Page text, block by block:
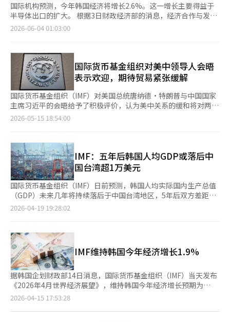
国际机构预测，今年韩国经济将增长2.6%。这一增长主要得益于
半导体出口的扩大。 根据3日财政经济部的消息，经济合作与发展
组织(OECD)当天发布的世界经济展望中，将韩国的增长率预测上
前，政府、韩国银行及韩国开发研究院(KDI)也将今年韩国经济增
长率的预测上调至2%中间水平。反映经济繁荣的股市，KOSPI指
数已突破8000点，第一季度的经常账户顺差达到733亿美元，创下
历史新高。 OECD认为，半导体等出口的扩大推动了经济增长和民
间投资，从而提升了韩国整体经济增长率。预计消费也将逐渐恢
复，分析指出，自今年初以来，出口在价格和数量上均呈现增长趋
势。 民间投资同样受益于半导体行业的影响。OECD表示：“韩国
的民间投资以半导体为中心正在增加”，并预测“到今年年底，其
编制等因素影响，消费预计将在今年至明年间逐步恢复。 反映国
内生产总值(GDP)平减指数的今年名义经济增长率预计为10.4%，
而GDP与一般政府债务比率的预测则较去年12月的预测下调了4.8
个百分点，调整为50.2%。 由于中东战争等因素，消费者物价预计
今年平均将达到2.6%。不过，预计从明年开始，物价上涨率将回
归目标水平。OECD认为，最高油价政策和减税政策将缓解因能源
供应冲击带来的通货膨胀压力。 尽管如此，OECD相关人士表
示：“该措施可能会提高通货膨胀压力的持续性”，并建议“逐步
今年全球经济增长率的预测较3月的展望下调了0.1个百分点，预计
为2.8%。OECD分析认为，能源价格的急剧上涨和霍尔木兹海峡的
封锁导致的贸易障碍正在制约全球经济增长。尤其是由于中东战争
的影响，美国(2.0%)、欧元区(0.8%)、日本(0.6%)等主要国家的
增长率预计将放缓。G20国家的物价上涨率预计今年为4.0%，明
年为3.1%。 全球经济增长的最大下行风险被认为是中东战争的长
期化。如果战争持续，全球经济增长率可能下降最多0.7个百分
点，物价上涨率则可能上升0.4个百分点。 相反，中东战争的和平
2026-06-04 01:03:00
国际货币基金组织对美中领导人会晤
表示欢迎，期待贸易紧张缓解
国际货币基金组织（IMF）对美国总统唐纳德·特朗普与中国国家
主席习近平的会晤给予了积极评价，认为美中关系的缓和将对两国
及全球经济产生积极影响。 根据14日（当地时间）路透社的报
间的建设性对话，这有助于减少贸易紧张和不确定性，对两国经济
和全球经济都有利。” IMF一直呼吁美中两国通过对话而非单方面
措施来解决贸易冲突，此次发言延续了IMF希望减轻美中冲突对全
球贸易和投资心理影响的立场。 然而，会议气氛并非完全顺利。
习近平在北京举行的会议上警告称，如果台湾问题处理不当，美中
关系可能会走向“非常危险的境地”，明确指出台湾问题仍是两国
关系的核心冲突因素。 关于贸易和投资的讨论相对积极。特朗普
总统在接受福克斯新闻采访时透露，中国已决定订购200架波音客
论了美国能源和农产品交易以及非战略领域的双边贸易和投资协商
机制的建立。 IMF还指出，全球经济形势正在恶化。科贾克表示，
由于中东战争和伊朗关闭霍尔木兹海峡的影响，国际油价已超过每
桶100美元，全球经济正朝着IMF在4月的《世界经济展望》中提出
的中等负面情景发展。 在这一情景下，今年全球实际国内生产总
值（GDP）增长率将降至2.5%，低于基准预测的3.1%，后者假设
冲突迅速结束。去年全球增长率为3.4%。 IMF的负面情景假设油
价全年维持在每桶100美元，融资条件进一步恶化，未来物价上涨
的预期加大。科贾克指出，尽管能源价格上涨使短期物价预期上
2026-05-15 18:54:00
IMF：五年后韩国人均GDP或落后中
国台湾超1万美元
国际货币基金组织（IMF）日前预测，韩国人均实际国内生产总值
（GDP）未来几年将持续落后于中国台湾地区，5年后双方差距或
扩大至1万美元以上。这意味着韩国在去年时隔22年被台湾地区反
国今年人均GDP为3.7412万美元，较去年增长3.3%。较IMF去年
10月发布的预测值（3.7523万美元）略有下调，主要反映韩元兑
美元汇率走弱等因素影响。 IMF预测韩国将在2028年人均GDP达
到4.0695万美元，正式迈入“4万美元时代”。相比之下，台湾地
区人均GDP预计将从去年的3.9489万美元大幅增至今年的4.2103
万美元，同比实现6.6%的增长，率先突破4万美元门槛。 IMF还预
测，台湾地区有望在2029年人均GDP达到5.037万美元，进一步跨
越5万美元大关。 报告显示，韩国与台湾地区的人均GDP差距将持
续扩大，从今年的4691美元持续扩大至2030年的9073美元。5年
2026-04-19 19:28:02
IMF维持韩国今年经济增长1.9%
据韩国企划财政部14日消息，国际货币基金组织（IMF）当天发布
《2026年4月世界经济展望》，维持韩国今年经济增长预期为
1.9%，与今年1月预测持平，高于发达经济体的平均水平
展望》，其中4月和10月版本内容更为详实，1月和7月版本则主要
2026-04-15 17:53:28
页